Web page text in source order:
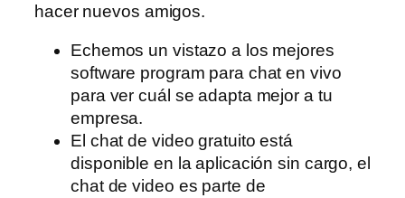
hacer nuevos amigos.
Echemos un vistazo a los mejores
software program para chat en vivo
para ver cuál se adapta mejor a tu
empresa.
El chat de video gratuito está
disponible en la aplicación sin cargo, el
chat de video es parte de